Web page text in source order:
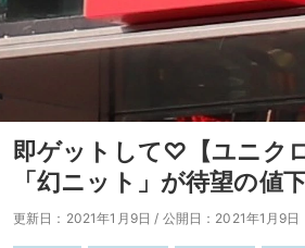
即ゲットして♡【ユニク
「幻ニット」が待望の値
更新日：2021年1月9日 / 公開日：2021年1月9日